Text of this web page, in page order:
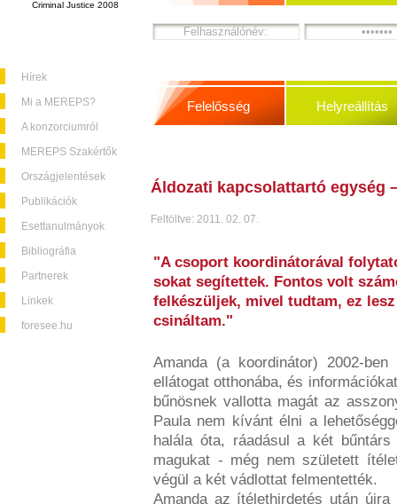
Criminal Justice 2008
Hírek
Mi a MEREPS?
A konzorciumról
MEREPS Szakértők
Országjelentések
Publikációk
Esettanulmányok
Bibliográfia
Partnerek
Linkek
foresee.hu
Felelősség Helyreállítás
Áldozati kapcsolattartó egység
Feltöltve: 2011. 02. 07.
"A csoport koordinátorával
sokat segítettek. Fontos volt
felkészüljek, mivel tudtam, ez
csináltam."
Amanda (a koordinátor) 2002-
ellátogat otthonába, és
bűnösnek vallotta magát az
Paula nem kívánt élni a
halála óta, ráadásul a két
magukat - még nem született
végül a két vádlottat felmentették.
Amanda az ítélethirdetés után